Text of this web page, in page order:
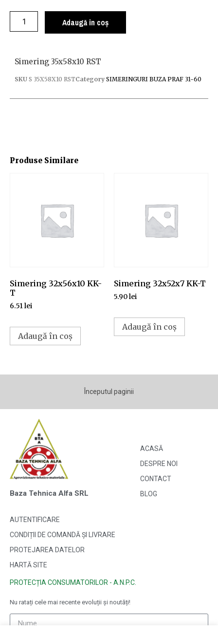
Adaugă în coș
Produse Similare
Simering 32x56x10 KK-
T
6.51lei
Adaugă în coș
Simering 32x52x7 KK-T
5.90lei
Adaugă în coș
Simering 35x58x10 RST
SKU S 35X58X10 RSTCategory SIMERINGURI BUZA PRAF 31-60
Începutul paginii
Baza Tehnica Alfa SRL
ACASĂ
DESPRE NOI
CONTACT
BLOG
AUTENTIFICARE
CONDIȚII DE COMANDĂ ȘI LIVRARE
PROTEJAREA DATELOR
HARTĂ SITE
PROTECȚIA CONSUMATORILOR - A.N.P.C.
Nu ratați cele mai recente evoluții și noutăți!